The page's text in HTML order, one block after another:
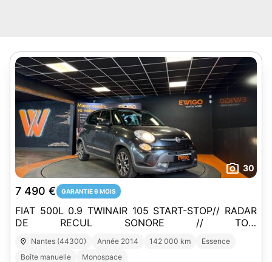
30
7 490 € GARANTIE 6 MOIS
FIAT 500L 0.9 TWINAIR 105 START-STOP// RADAR
DE RECUL SONORE // TOIT
PANORAMIQUE//VERROUILLAGE CENTRALISÉ
Nantes (44300) Année 2014 142 000 km
Essence
Boîte manuelle
Monospace